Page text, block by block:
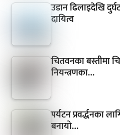
उडान ढिलाइदेखि
दायित्व
चितवनका बस्तीमा
नियन्त्रणका…
पर्यटन प्रवर्द्धनका
बनायो…